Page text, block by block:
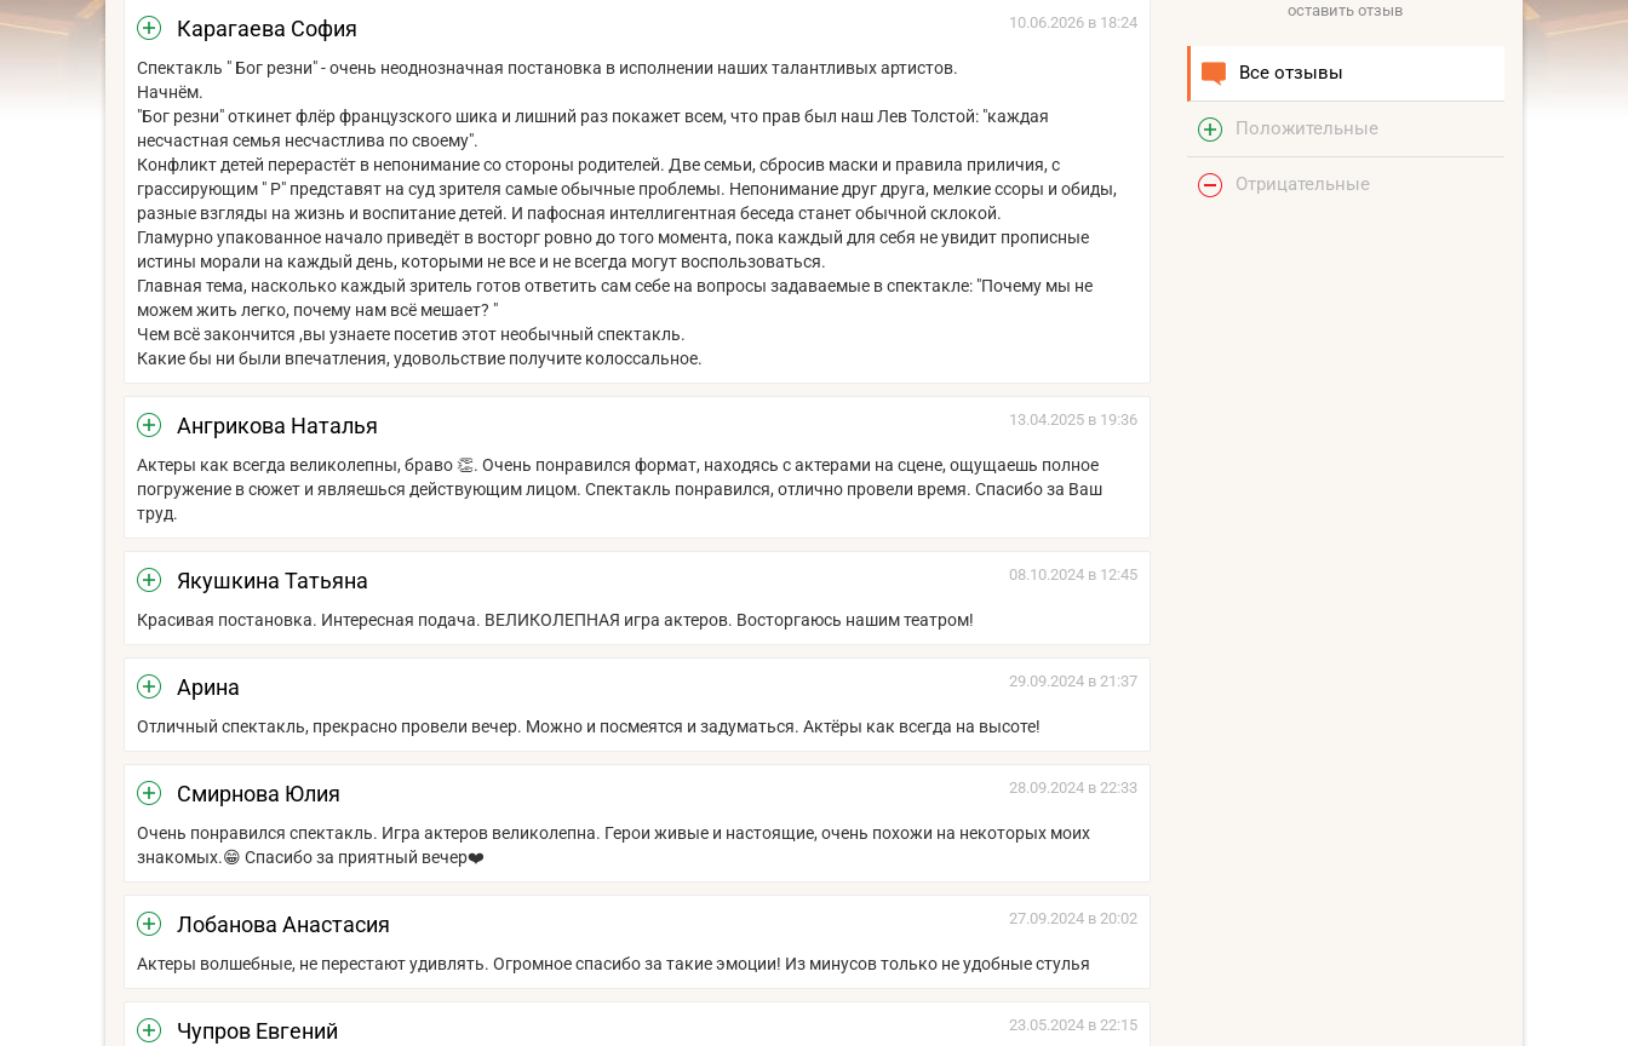
Карагаева София 10.06.2026 в 18:24
Спектакль " Бог резни" - очень неоднозначная постановка в исполнении наших талантливых артистов.
Начнём.
"Бог резни" откинет флëр французского шика и лишний раз покажет всем, что прав был наш Лев Толстой: "каждая
несчастная семья несчастлива по своему".
Конфликт детей перерастёт в непонимание со стороны родителей. Две семьи, сбросив маски и правила приличия, с
грассирующим " Р" представят на суд зрителя самые обычные проблемы. Непонимание друг друга, мелкие ссоры и обиды,
разные взгляды на жизнь и воспитание детей. И пафосная интеллигентная беседа станет обычной склокой.
Гламурно упакованное начало приведёт в восторг ровно до того момента, пока каждый для себя не увидит прописные
истины морали на каждый день, которыми не все и не всегда могут воспользоваться.
Главная тема, насколько каждый зритель готов ответить сам себе на вопросы задаваемые в спектакле: "Почему мы не
можем жить легко, почему нам всё мешает? "
Чем всё закончится ,вы узнаете посетив этот необычный спектакль.
Какие бы ни были впечатления, удовольствие получите колоссальное.
Ангрикова Наталья 13.04.2025 в 19:36
Актеры как всегда великолепны, браво 👏. Очень понравился формат, находясь с актерами на сцене, ощущаешь полное
погружение в сюжет и являешься действующим лицом. Спектакль понравился, отлично провели время. Спасибо за Ваш
труд.
Якушкина Татьяна 08.10.2024 в 12:45
Красивая постановка. Интересная подача. ВЕЛИКОЛЕПНАЯ игра актеров. Восторгаюсь нашим театром!
Арина 29.09.2024 в 21:37
Отличный спектакль, прекрасно провели вечер. Можно и посмеятся и задуматься. Актёры как всегда на высоте!
Смирнова Юлия 28.09.2024 в 22:33
Очень понравился спектакль. Игра актеров великолепна. Герои живые и настоящие, очень похожи на некоторых моих
знакомых.😁 Спасибо за приятный вечер❤️
Лобанова Анастасия 27.09.2024 в 20:02
Актеры волшебные, не перестают удивлять. Огромное спасибо за такие эмоции! Из минусов только не удобные стулья
Чупров Евгений 23.05.2024 в 22:15
оставить отзыв
Все отзывы
Положительные
Отрицательные